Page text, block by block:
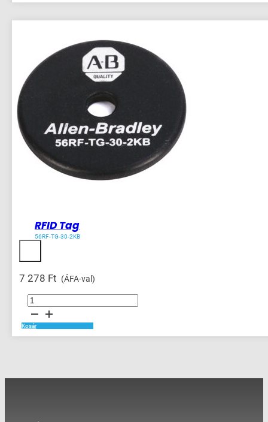
RFID Tag
56RF-TG-30-2KB
7 278 Ft (ÁFA-val)
RFID
Tag
mennyiség
Kosár